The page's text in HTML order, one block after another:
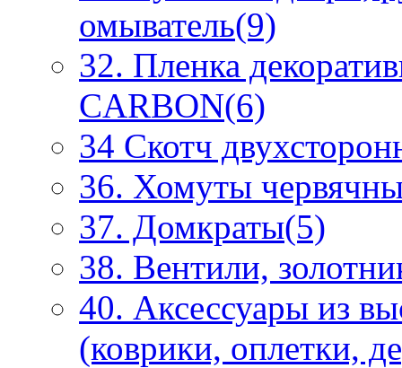
омыватель(9)
32. Пленка
CARBON(6)
34 Скотч
36. Хомуты
37. Домкраты(5)
38. Вентили,
40. Аксессуары из
(коврики, оплетки,